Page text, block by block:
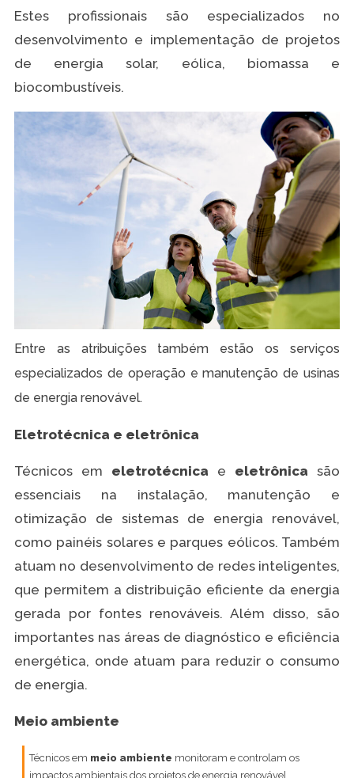
Estes profissionais são especializados no
desenvolvimento e implementação de projetos
de energia solar, eólica, biomassa e
biocombustíveis.
Entre as atribuições também estão os serviços
especializados de operação e manutenção de usinas
de energia renovável.
Eletrotécnica e eletrônica
Técnicos em eletrotécnica e eletrônica são
essenciais na instalação, manutenção e
otimização de sistemas de energia renovável,
como painéis solares e parques eólicos. Também
atuam no desenvolvimento de redes inteligentes,
que permitem a distribuição eficiente da energia
gerada por fontes renováveis. Além disso, são
importantes nas áreas de diagnóstico e eficiência
energética, onde atuam para reduzir o consumo
de energia.
Meio ambiente
Técnicos em meio ambiente monitoram e controlam os
impactos ambientais dos projetos de energia renovável,